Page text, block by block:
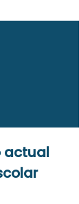
actual